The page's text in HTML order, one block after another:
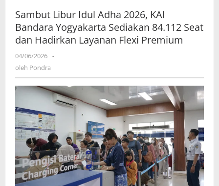
Idul
Adha
2026,
KAI
84.112
Seat
dan
Hadirkan
Layanan
Flexi
Premium
Sambut Libur Idul Adha 2026, KAI
Bandara Yogyakarta Sediakan 84.112 Seat
dan Hadirkan Layanan Flexi Premium
04/06/2026 oleh
-
oleh Pondra